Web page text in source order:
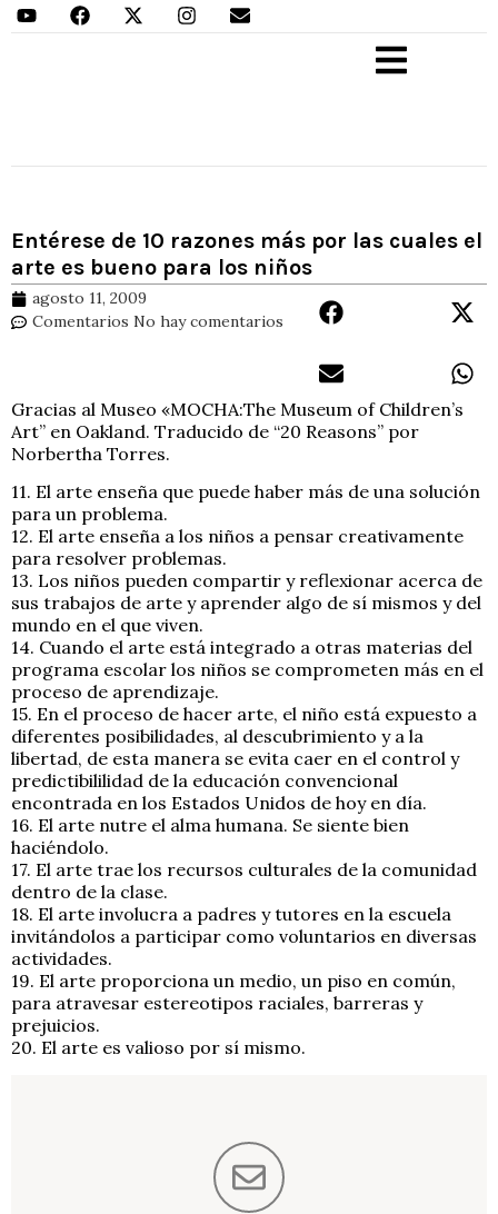
Entérese de 10 razones más por las cuales el
arte es bueno para los niños
agosto 11, 2009
Comentarios No hay comentarios
Gracias al Museo «MOCHA:The Museum of Children’s
Art” en Oakland. Traducido de “20 Reasons” por
Norbertha Torres.
11. El arte enseña que puede haber más de una solución
para un problema.
12. El arte enseña a los niños a pensar creativamente
para resolver problemas.
13. Los niños pueden compartir y reflexionar acerca de
sus trabajos de arte y aprender algo de sí mismos y del
mundo en el que viven.
14. Cuando el arte está integrado a otras materias del
programa escolar los niños se comprometen más en el
proceso de aprendizaje.
15. En el proceso de hacer arte, el niño está expuesto a
diferentes posibilidades, al descubrimiento y a la
libertad, de esta manera se evita caer en el control y
predictibililidad de la educación convencional
encontrada en los Estados Unidos de hoy en día.
16. El arte nutre el alma humana. Se siente bien
haciéndolo.
17. El arte trae los recursos culturales de la comunidad
dentro de la clase.
18. El arte involucra a padres y tutores en la escuela
invitándolos a participar como voluntarios en diversas
actividades.
19. El arte proporciona un medio, un piso en común,
para atravesar estereotipos raciales, barreras y
prejuicios.
20. El arte es valioso por sí mismo.